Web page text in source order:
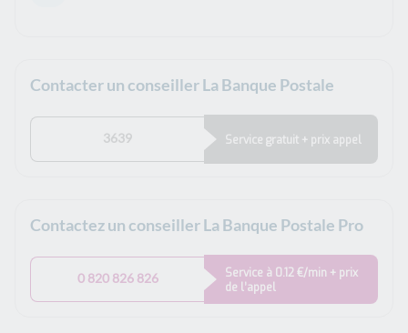
Contacter un conseiller La Banque Postale
3639 Service gratuit + prix appel
Contactez un conseiller La Banque Postale Pro
0 820 826 826
Service à 0.12 €/min + prix
de l’appel